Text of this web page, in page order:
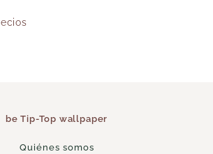
be Tip-Top wallpaper
Quiénes somos